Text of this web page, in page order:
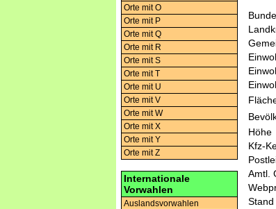
Orte mit O
Orte mit P
Orte mit Q
Orte mit R
Orte mit S
Orte mit T
Orte mit U
Orte mit V
Orte mit W
Orte mit X
Orte mit Y
Orte mit Z
Internationale
Vorwahlen
Auslandsvorwahlen
Höhe
Kfz-
Amtl.
Stand